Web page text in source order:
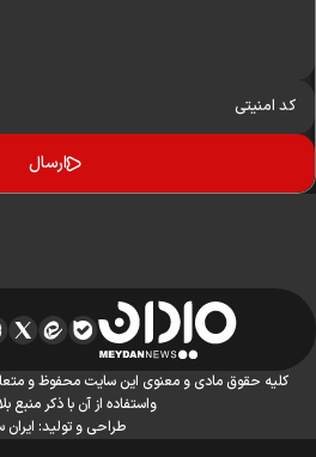
کلیه حقوق مادی و معنوی این سایت محفوظ و
واستفاده از آن با ذکر منبع
طراحی و تولید:ایران